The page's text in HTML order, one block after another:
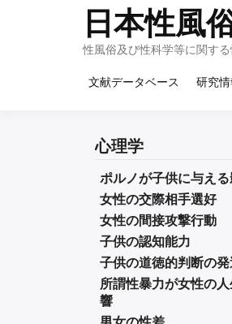
日本性風
性風俗及び性科学等に関する
文献データベース 研究情
心理学
ポルノが子供に与え
女性の交際相手選好
女性の間接攻撃行動
子供の認知能力
子供の道徳的判断の
所謂性暴力が女性の
響